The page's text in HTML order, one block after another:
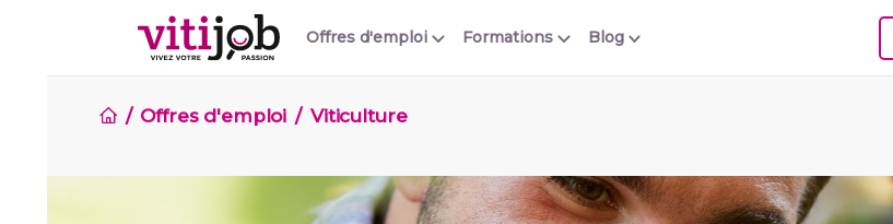
Offres d'emploi Blog
Formations
Offres d'emploi Viticulture